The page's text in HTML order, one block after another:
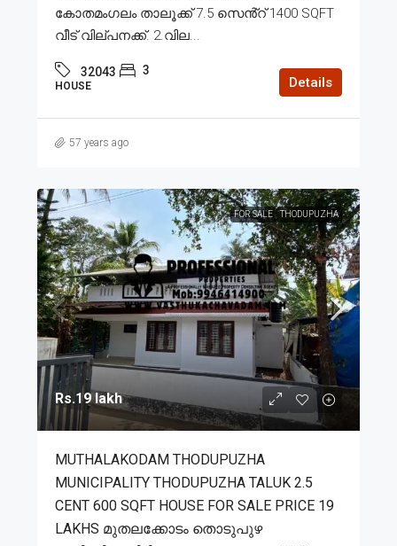
കോതമംഗലം താലൂക്ക് 7.5 സെൻ്റ് 1400 SQFT
വീട് വില്പനക്ക്. 2.വില...
32043 3
HOUSE Details
57 years ago
FOR SALE THODUPUZHA
Rs.19 lakh
MUTHALAKODAM THODUPUZHA
MUNICIPALITY THODUPUZHA TALUK 2.5
CENT 600 SQFT HOUSE FOR SALE PRICE 19
LAKHS മുതലക്കോടം തൊടുപുഴ